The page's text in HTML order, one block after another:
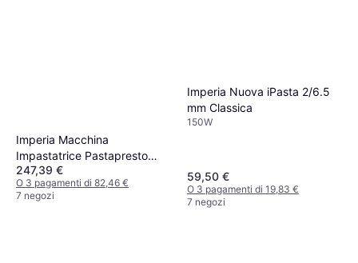
Imperia Macchina
Impastatrice Pastapresto
Ruvida
247,39 €
O 3 pagamenti di 82,46 €
7 negozi
Imperia Nuova iPasta 2/6.5
mm Classica
150W
59,50 €
O 3 pagamenti di 19,83 €
7 negozi